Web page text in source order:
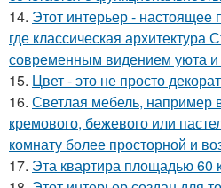
14. Этот интерьер - настоящее
где классическая архитектура
современным видением уюта и
15. Цвет - это не просто
16. Светлая мебель, например
кремового, бежевого или
комнату более просторной и
17. Эта квартира площадью 60